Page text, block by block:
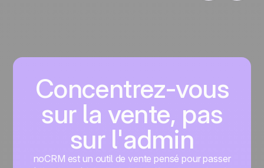
Concentrez-vous
sur la vente, pas
sur l'admin
noCRM est un outil de vente pensé pour passer